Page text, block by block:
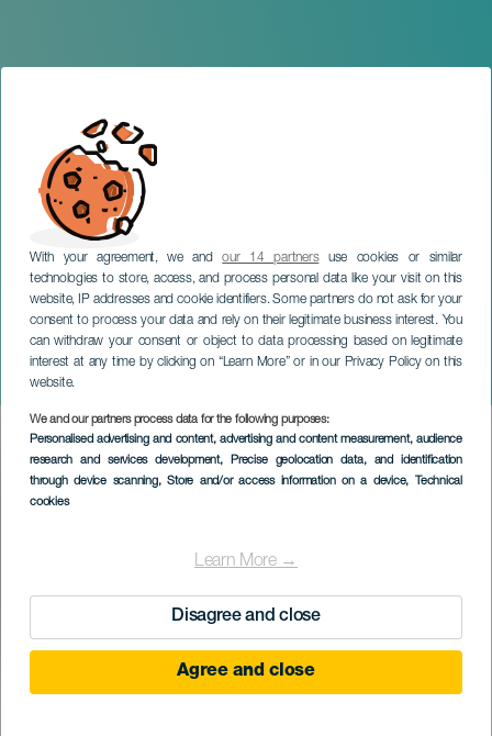
With your agreement, we andour 14 partnersuse cookies or similar
technologies to store, access, and process personal data like your visit on this
website, IP addresses and cookie identifiers. Some partners do not ask for your
consent to process your data and rely on their legitimate business interest. You
can withdraw your consent or object to data processing based on legitimate
interest at any time by clicking on “Learn More” or in our Privacy Policy on this
website.
We and our partners process data for the following purposes:
Personalised advertising and content, advertising and content measurement, audience
research and services development, Precise geolocation data, and identification
through device scanning, Store and/or access information on a device, Technical
cookies
Learn More →
Disagree and close
Agree and close
Carmina Burana
GRAN CANARIA
Imagen
Listado